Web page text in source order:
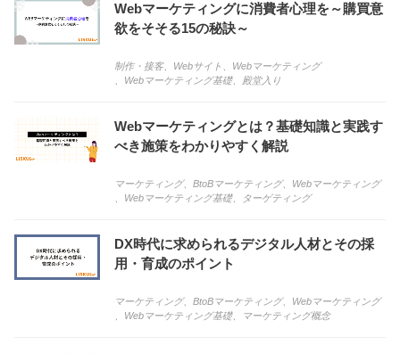
Webマーケティングに消費者心理を～購買意
欲をそそる15の秘訣～
制作・接客、 Webサイト
Webマーケティング
Webマーケティング基礎、 殿堂入り
Webマーケティングとは？基礎知識と実践す
べき施策をわかりやすく解説
マーケティング、 BtoBマーケティング、 Webマーケティング
Webマーケティング基礎、 ターゲティング
DX時代に求められるデジタル人材とその採
用・育成のポイント
マーケティング、 BtoBマーケティング、 Webマーケティング
Webマーケティング基礎、 マーケティング概念